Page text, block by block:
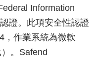
Information
證。此項安全性認證
，作業系統為微軟
。Safend